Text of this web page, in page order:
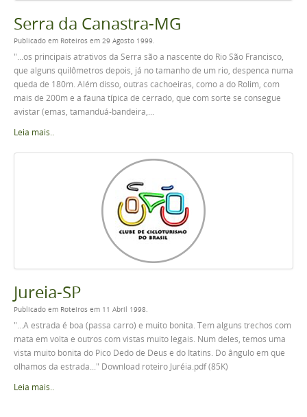
Serra da Canastra-MG
Publicado em Roteiros em 29 Agosto 1999.
"...os principais atrativos da Serra são a nascente do Rio São Francisco,
que alguns quilômetros depois, já no tamanho de um rio, despenca numa
queda de 180m. Além disso, outras cachoeiras, como a do Rolim, com
mais de 200m e a fauna típica de cerrado, que com sorte se consegue
avistar (emas, tamanduá-bandeira,...
Leia mais..
Jureia-SP
Publicado em Roteiros em 11 Abril 1998.
"...A estrada é boa (passa carro) e muito bonita. Tem alguns trechos com
mata em volta e outros com vistas muito legais. Num deles, temos uma
vista muito bonita do Pico Dedo de Deus e do Itatins. Do ângulo em que
olhamos da estrada..." Download roteiro Juréia.pdf (85K)
Leia mais..